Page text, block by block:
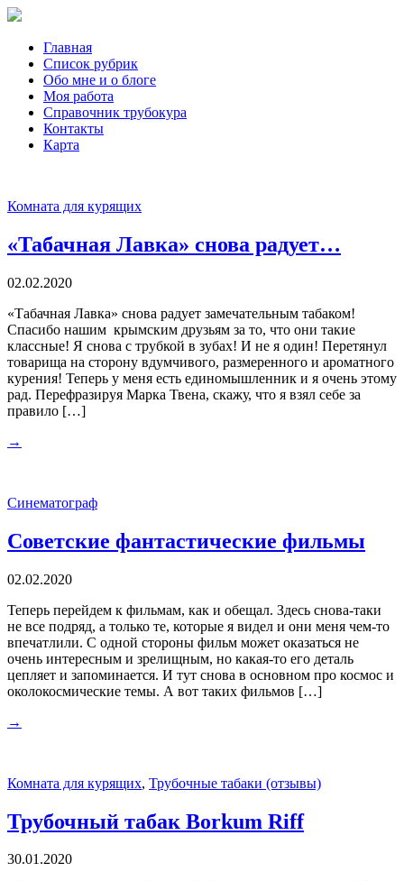
Главная
Список рубрик
Обо мне и о блоге
Моя работа
Справочник трубокура
Контакты
Карта
Комната для курящих
«Табачная Лавка» снова радует…
02.02.2020
«Табачная Лавка» снова радует замечательным табаком!
Спасибо нашим крымским друзьям за то, что они такие
классные! Я снова с трубкой в зубах! И не я один! Перетянул
товарища на сторону вдумчивого, размеренного и ароматного
курения! Теперь у меня есть единомышленник и я очень этому
рад. Перефразируя Марка Твена, скажу, что я взял себе за
правило […]
→
Синематограф
Советские фантастические фильмы
02.02.2020
Теперь перейдем к фильмам, как и обещал. Здесь снова-таки
не все подряд, а только те, которые я видел и они меня чем-то
впечатлили. С одной стороны фильм может оказаться не
очень интересным и зрелищным, но какая-то его деталь
цепляет и запоминается. И тут снова в основном про космос и
околокосмические темы. А вот таких фильмов […]
→
Комната для курящих, Трубочные табаки (отзывы)
Трубочный табак Borkum Riff
30.01.2020